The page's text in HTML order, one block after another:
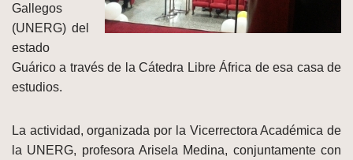
Gallegos
(UNERG) del
estado
Guárico a través de la Cátedra Libre África de esa casa de
estudios.
La actividad, organizada por la Vicerrectora Académica de
la UNERG, profesora Arisela Medina, conjuntamente con